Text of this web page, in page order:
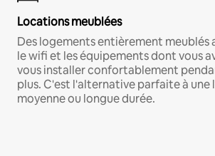
Locations meublées
Des logements entièrement meublés
le wifi et les équipements dont vous
vous installer confortablement
plus. C'est l'alternative parfaite à
moyenne ou longue durée.